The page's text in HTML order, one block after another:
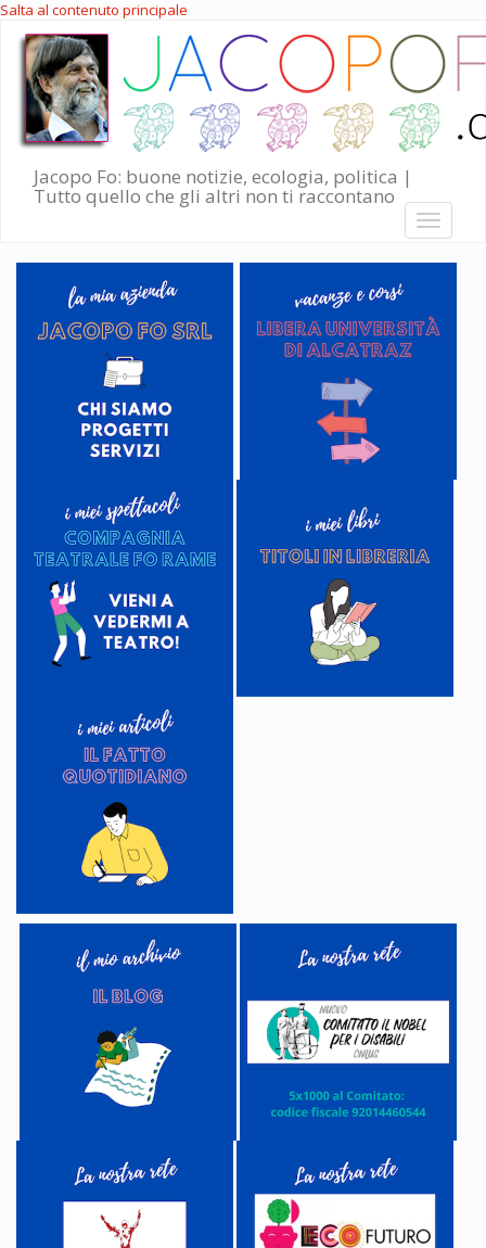
Salta al contenuto principale
Jacopo Fo: buone notizie, ecologia, politica |
Tutto quello che gli altri non ti raccontano
Toggle